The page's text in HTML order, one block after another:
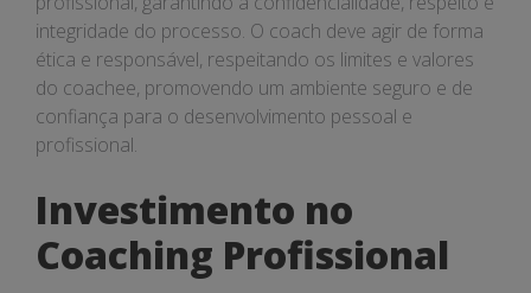
integridade do processo. O coach deve agir de forma
ética e responsável, respeitando os limites e valores
do coachee, promovendo um ambiente seguro e de
confiança para o desenvolvimento pessoal e
profissional.
Investimento no
Coaching Profissional